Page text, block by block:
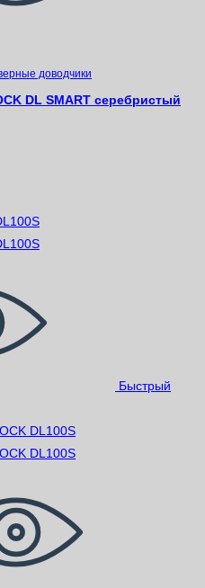
доводчики
DL SMART серебристый
Быстрый